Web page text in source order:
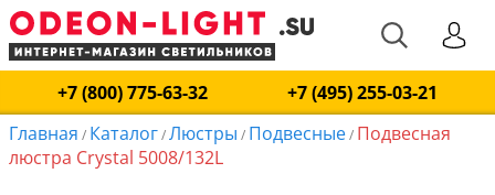
+7 (800) 775-63-32
+7 (495) 255-03-21
Главная / Каталог/Люстры / Подвесные/ Подвесная
люстра Crystal 5008/132L